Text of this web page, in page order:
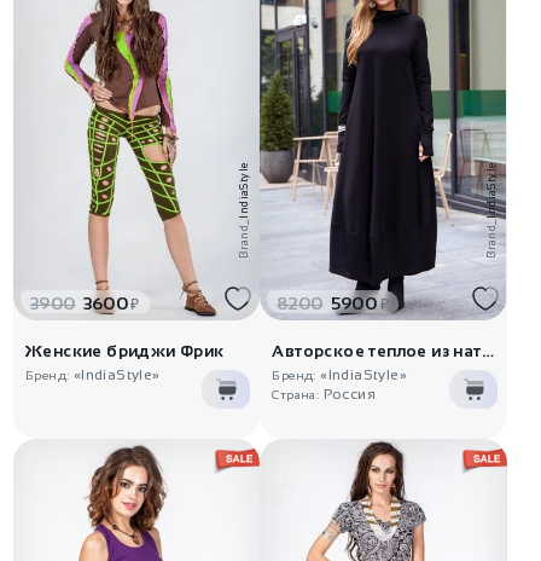
Brand_
IndiaStyle
3900 3600₽
Женские бриджи Фрик
Бренд: «IndiaStyle»
Brand_
IndiaStyle
8200 5900 ₽
Авторское теплое из натурального..
Бренд: «IndiaStyle»
Страна: Россия